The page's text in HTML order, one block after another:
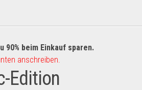
90% beim Einkauf sparen.
anschreiben.
Edition